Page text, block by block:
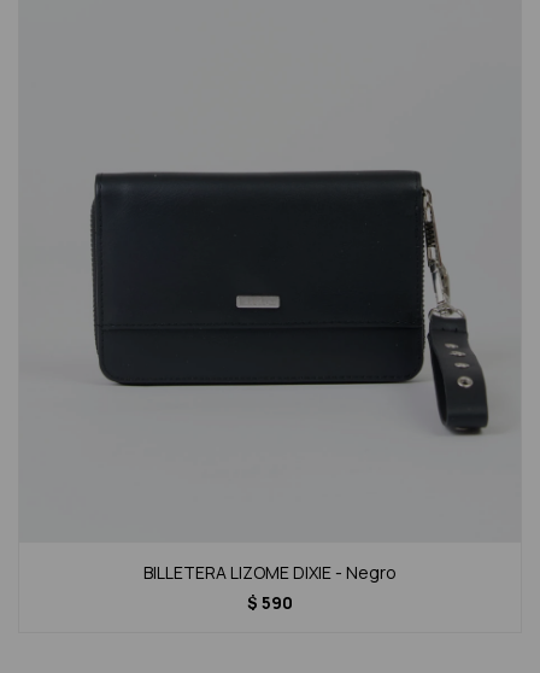
BILLETERA LIZOME DIXIE - Negro
$ 590